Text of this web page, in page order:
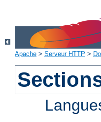
Apache > Serveur HTTP >